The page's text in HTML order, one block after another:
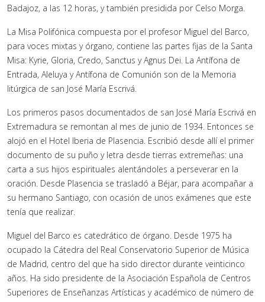
Badajoz, a las 12 horas, y también presidida por Celso Morga.
La Misa Polifónica compuesta por el profesor Miguel del Barco,
para voces mixtas y órgano, contiene las partes fijas de la Santa
Misa: Kyrie, Gloria, Credo, Sanctus y Agnus Dei. La Antífona de
Entrada, Aleluya y Antífona de Comunión son de la Memoria
litúrgica de san José María Escrivá.
Los primeros pasos documentados de san José María Escrivá en
Extremadura se remontan al mes de junio de 1934. Entonces se
alojó en el Hotel Iberia de Plasencia. Escribió desde allí el primer
documento de su puño y letra desde tierras extremeñas: una
carta a sus hijos espirituales alentándoles a perseverar en la
oración. Desde Plasencia se trasladó a Béjar, para acompañar a
su hermano Santiago, con ocasión de unos exámenes que este
tenía que realizar.
Miguel del Barco es catedrático de órgano. Desde 1975 ha
ocupado la Cátedra del Real Conservatorio Superior de Música
de Madrid, centro del que ha sido director durante veinticinco
años. Ha sido presidente de la Asociación Española de Centros
Superiores de Enseñanzas Artísticas y académico de número de